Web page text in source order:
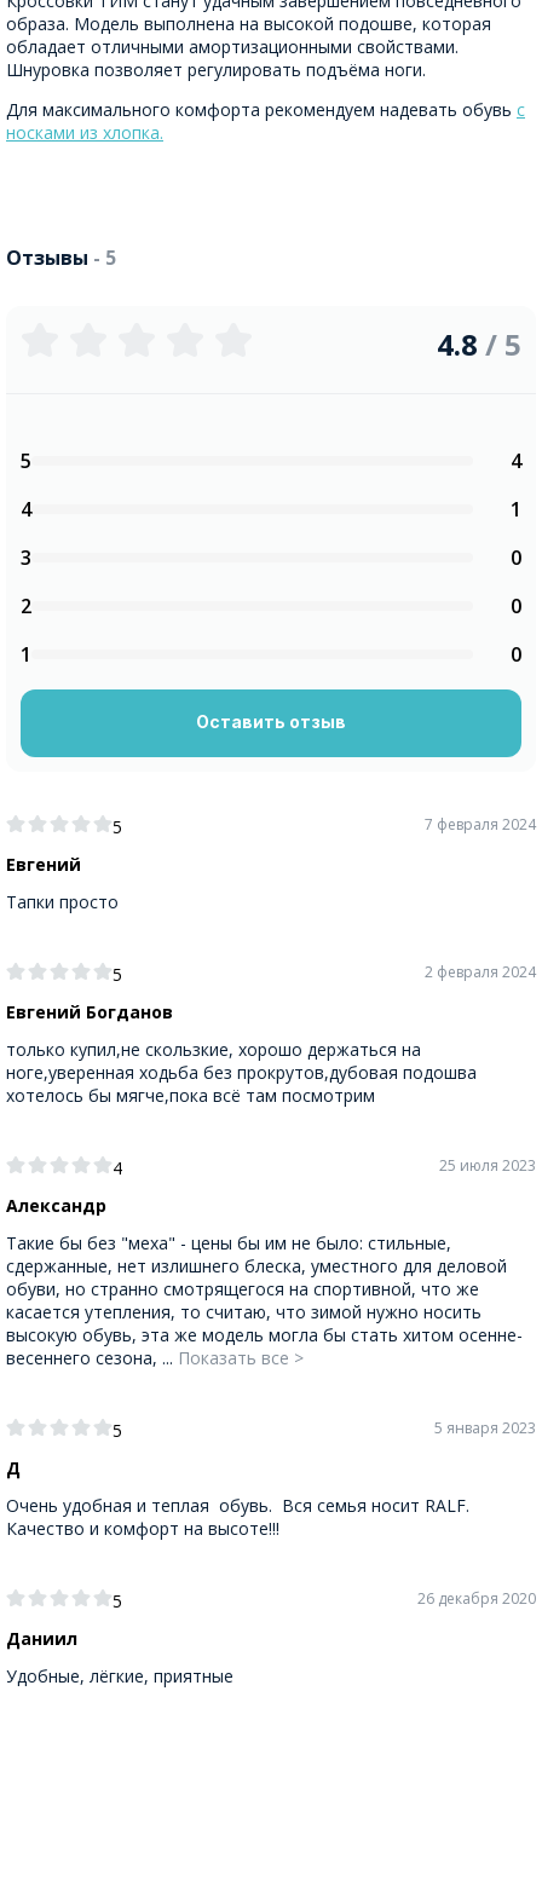
образа. Модель выполнена на высокой подошве, которая
обладает отличными амортизационными свойствами.
Шнуровка позволяет регулировать подъёма ноги.
Для максимального комфорта рекомендуем надевать обувь с
носками из хлопка.
Отзывы - 5
5
Евгений
7 февраля 2024
Тапки просто
5
Евгений Богданов
2 февраля 2024
только купил,не скользкие, хорошо держаться на
ноге,уверенная ходьба без прокрутов,дубовая подошва
хотелось бы мягче,пока всё там посмотрим
4
Александр
25 июля 2023
Такие бы без "меха" - цены бы им не было: стильные,
сдержанные, нет излишнего блеска, уместного для деловой
обуви, но странно смотрящегося на спортивной, что же
касается утепления, то считаю, что зимой нужно носить
высокую обувь, эта же модель могла бы стать хитом осенне-
весеннего сезона, ... Показать все >
5
Д
5 января 2023
Очень удобная и теплая обувь. Вся семья носит RALF.
Качество и комфорт на высоте!!!
5
Даниил
26 декабря 2020
Удобные, лёгкие, приятные
4.8 / 5
5
4
4
1
3
0
2
0
1
0
Оставить отзыв